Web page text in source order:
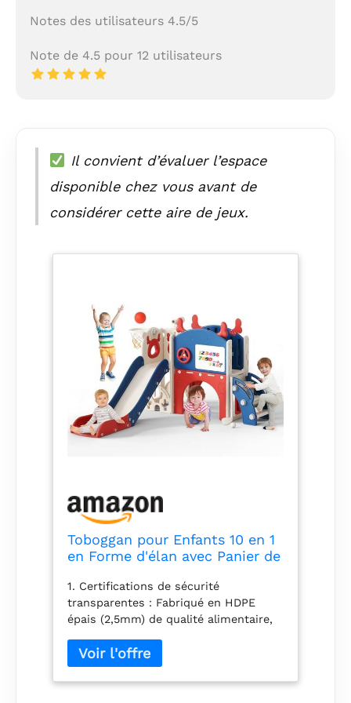
Notes des utilisateurs 4.5/5
Note de 4.5 pour 12 utilisateurs
Il convient d’évaluer l’espace
disponible chez vous avant de
considérer cette aire de jeux.
Toboggan pour Enfants 10 en 1
en Forme d'élan avec Panier de
Structure d'escalade,Toboggan
d'intérieur pour Enfants,Jouets
d'aire de Jeux
Montessori(Bleu-Rouge)
1. Certifications de sécurité
transparentes：Fabriqué en HDPE
épais (2,5mm) de qualité alimentaire,
BPA/phthalates. Testé et certifié selon
les normes EN 71 (Europe) et ASTM
F963 (USA) — vérifiable via le code de